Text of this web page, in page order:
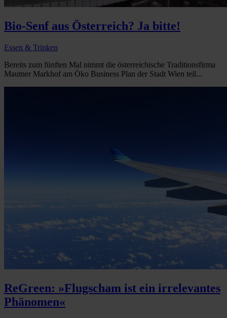
Bio-Senf aus Österreich? Ja bitte!
Essen & Trinken
Bereits zum fünften Mal nimmt die österreichische Traditionsfirma
Mautner Markhof am Öko Business Plan der Stadt Wien teil...
ReGreen: »Flugscham ist ein irrelevantes
Phänomen«